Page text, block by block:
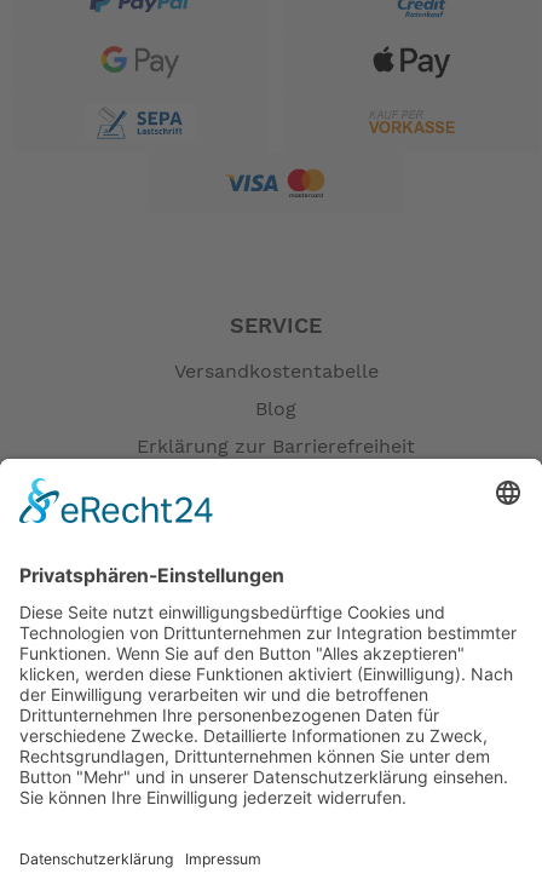
SERVICE
Versandkostentabelle
Blog
Erklärung zur Barrierefreiheit
Verfügbarkeiten
Zahlung und Versand
Datenschutz
Fernabsatz
Widerrufsrecht MS
Widerrufsrecht bei Dienstleistungen